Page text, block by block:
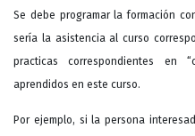
Se debe programar la formación
sería la asistencia al curso
practicas correspondientes en
aprendidos en este curso.
Por ejemplo, si la persona